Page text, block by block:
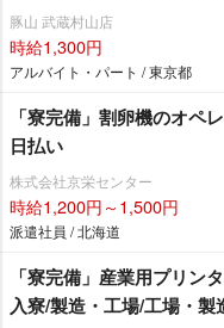
豚山 武蔵村山店
時給1,300円
アルバイト・パート / 東京都
「寮完備」割卵機のオペ
日払い
株式会社京栄センター
時給1,200円～1,500円
派遣社員 / 北海道
「寮完備」産業用プリン
入寮/製造・工場/工場・製